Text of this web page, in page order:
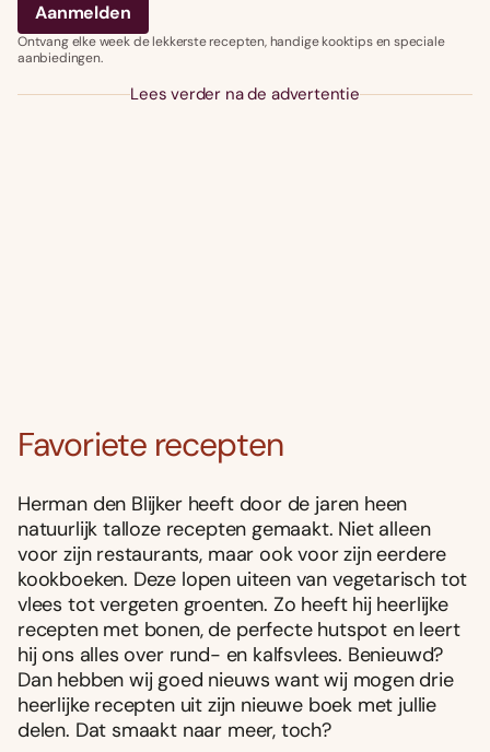
Ontvang elke week de lekkerste recepten, handige kooktips en speciale
aanbiedingen.
Lees verder na de advertentie
Favoriete recepten
Herman den Blijker heeft door de jaren heen
natuurlijk talloze recepten gemaakt. Niet alleen
voor zijn restaurants, maar ook voor zijn eerdere
kookboeken. Deze lopen uiteen van vegetarisch tot
vlees tot vergeten groenten. Zo heeft hij heerlijke
recepten met bonen, de perfecte hutspot en leert
hij ons alles over rund- en kalfsvlees. Benieuwd?
Dan hebben wij goed nieuws want wij mogen drie
heerlijke recepten uit zijn nieuwe boek met jullie
delen. Dat smaakt naar meer, toch?